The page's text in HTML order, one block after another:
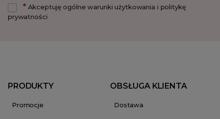
*Akceptuję ogólne warunki użytkowania i politykę
prywatności
PRODUKTY
Promocje
OBSŁUGA KLIENTA
Dostawa